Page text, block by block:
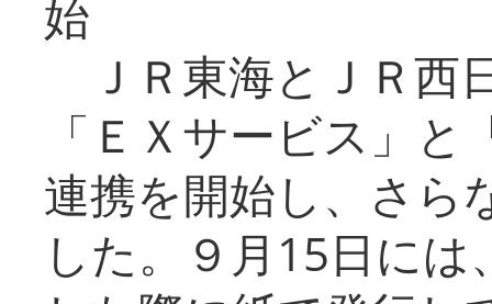
始
ＪＲ東海とＪＲ西
「ＥＸサービス」
連携を開始し、さら
した。９月15日に